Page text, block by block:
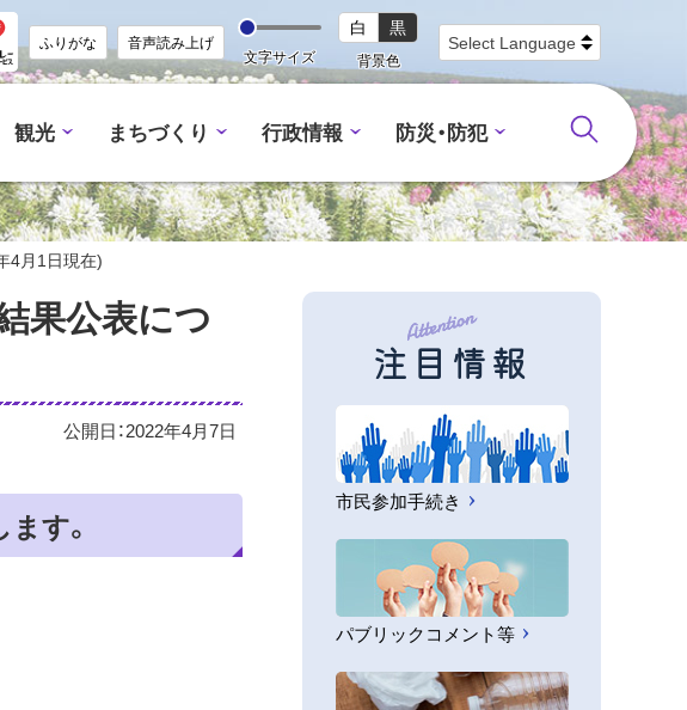
ふりがな
音声読み上げ
文字サイズ
背景色
白 黒
観光 まちづくり 行政情報 防災・防犯
4月1日現在)
果公表につ
公開日：2022年4月7日
す。
注目情報
市民参加手続き
パブリックコメント等